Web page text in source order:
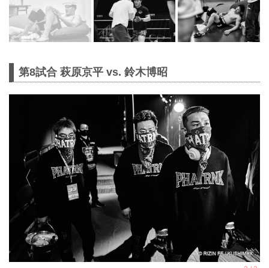
第8試合 萩原京平 vs. 鈴木博昭